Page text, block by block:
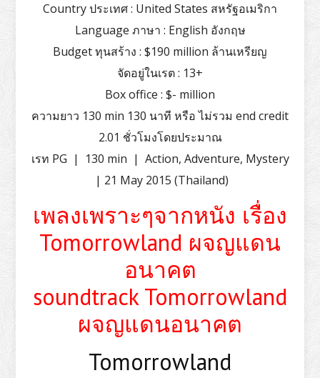
Country ประเทศ : United States สหรัฐอเมริกา
Language ภาษา : English อังกฤษ
Budget ทุนสร้าง : $190 million ล้านเหรียญ
จัดอยู่ในเรต : 13+
Box office : $- million
ความยาว 130 min 130 นาที หรือ ไม่รวม end credit
2.01 ชั่วโมงโดยประมาณ
เรท PG | 130 min | Action, Adventure, Mystery
| 21 May 2015 (Thailand)
เพลงเพราะๆจากหนัง เรื่อง
Tomorrowland ผจญแดน
อนาคต
soundtrack Tomorrowland
ผจญแดนอนาคต
Tomorrowland